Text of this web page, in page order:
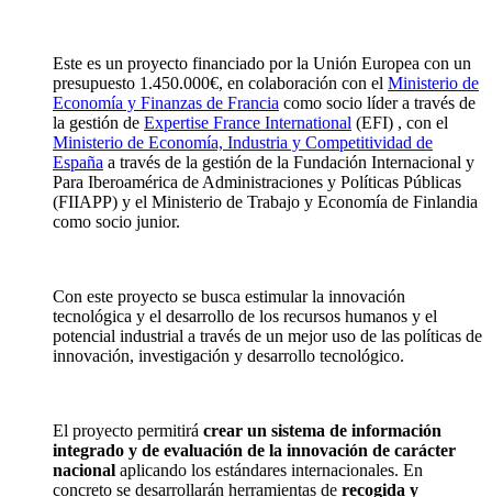
Este es un proyecto financiado por la Unión Europea con un
presupuesto 1.450.000€, en colaboración con el Ministerio de
Economía y Finanzas de Francia como socio líder a través de
la gestión de Expertise France International (EFI) , con el
Ministerio de Economía, Industria y Competitividad de
España a través de la gestión de la Fundación Internacional y
Para Iberoamérica de Administraciones y Políticas Públicas
(FIIAPP) y el Ministerio de Trabajo y Economía de Finlandia
como socio junior.
Con este proyecto se busca estimular la innovación
tecnológica y el desarrollo de los recursos humanos y el
potencial industrial a través de un mejor uso de las políticas de
innovación, investigación y desarrollo tecnológico.
El proyecto permitirá crear un sistema de información
integrado y de evaluación de la innovación de carácter
nacional aplicando los estándares internacionales. En
concreto se desarrollarán herramientas de recogida y